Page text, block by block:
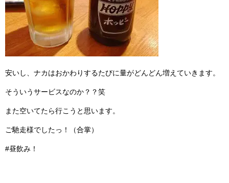
安いし、ナカはおかわりするたびに量がどんどん増えていきます。
そういうサービスなのか？？笑
また空いてたら行こうと思います。
ご馳走様でしたっ！（合掌）
#昼飲み！